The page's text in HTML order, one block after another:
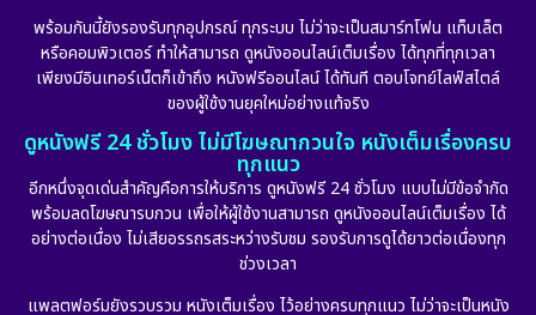
พร้อมกันนี้ยังรองรับทุกอุปกรณ์ ทุกระบบ ไม่ว่าจะเป็นสมาร์ทโฟน แท็บเล็ต
หรือคอมพิวเตอร์ ทำให้สามารถ ดูหนังออนไลน์เต็มเรื่อง ได้ทุกที่ทุกเวลา
เพียงมีอินเทอร์เน็ตก็เข้าถึง หนังฟรีออนไลน์ ได้ทันที ตอบโจทย์ไลฟ์สไตล์
ของผู้ใช้งานยุคใหม่อย่างแท้จริง
ดูหนังฟรี 24 ชั่วโมง ไม่มีโฆษณากวนใจ หนังเต็มเรื่องครบ
ทุกแนว
อีกหนึ่งจุดเด่นสำคัญคือการให้บริการ ดูหนังฟรี 24 ชั่วโมง แบบไม่มีข้อจำกัด
พร้อมลดโฆษณารบกวน เพื่อให้ผู้ใช้งานสามารถ ดูหนังออนไลน์เต็มเรื่อง ได้
อย่างต่อเนื่อง ไม่เสียอรรถรสระหว่างรับชม รองรับการดูได้ยาวต่อเนื่องทุก
ช่วงเวลา
แพลตฟอร์มยังรวบรวม หนังเต็มเรื่อง ไว้อย่างครบทุกแนว ไม่ว่าจะเป็นหนัง